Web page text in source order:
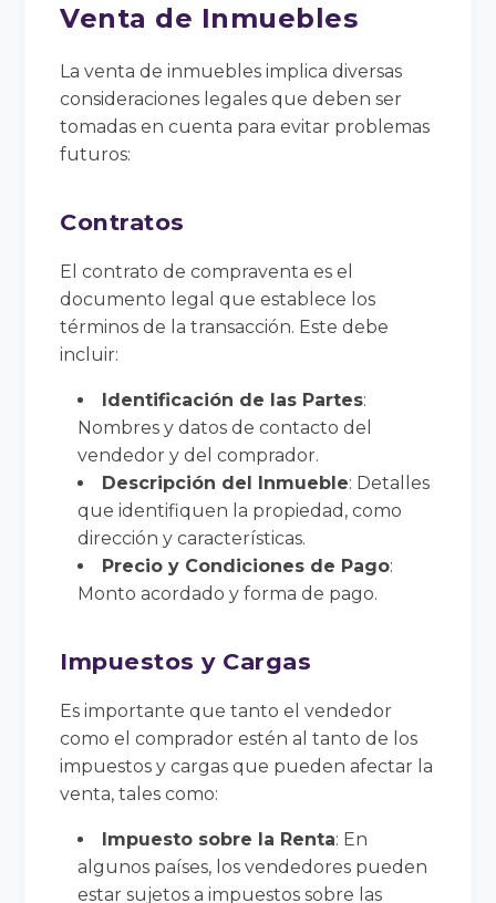
Venta de Inmuebles
La venta de inmuebles implica diversas
consideraciones legales que deben ser
tomadas en cuenta para evitar problemas
futuros:
Contratos
El contrato de compraventa es el
documento legal que establece los
términos de la transacción. Este debe
incluir:
Identificación de las Partes:
Nombres y datos de contacto del
vendedor y del comprador.
Descripción del Inmueble: Detalles
que identifiquen la propiedad, como
dirección y características.
Precio y Condiciones de Pago:
Monto acordado y forma de pago.
Impuestos y Cargas
Es importante que tanto el vendedor
como el comprador estén al tanto de los
impuestos y cargas que pueden afectar la
venta, tales como:
Impuesto sobre la Renta: En
algunos países, los vendedores pueden
estar sujetos a impuestos sobre las